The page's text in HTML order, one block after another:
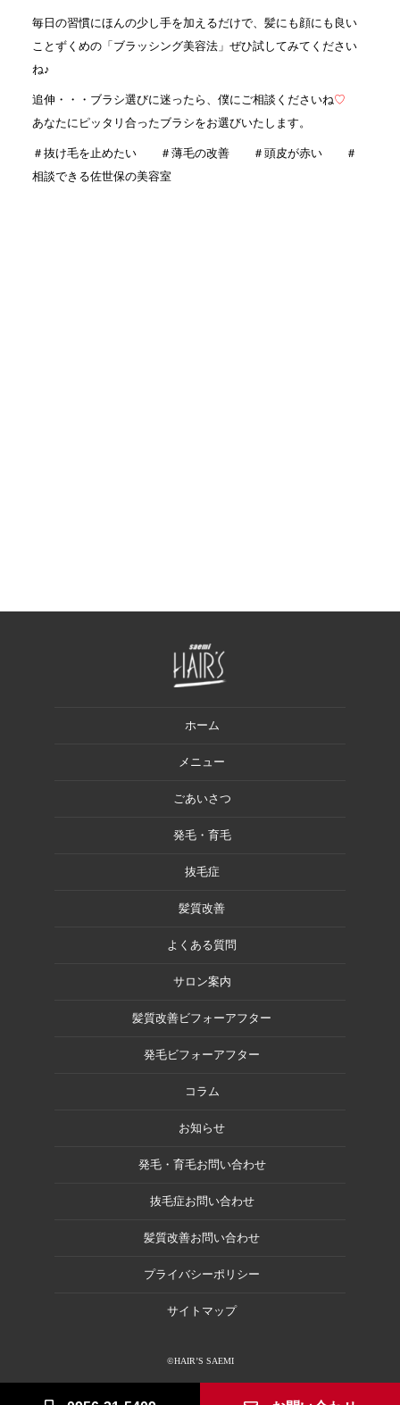
毎日の習慣にほんの少し手を加えるだけで、髪にも顔にも良い
ことずくめの「ブラッシング美容法」ぜひ試してみてください
ね♪
追伸・・・ブラシ選びに迷ったら、僕にご相談くださいね♡
あなたにピッタリ合ったブラシをお選びいたします。
＃抜け毛を止めたい ＃薄毛の改善 ＃頭皮が赤い ＃
相談できる佐世保の美容室
ホーム
メニュー
ごあいさつ
発毛・育毛
抜毛症
髪質改善
よくある質問
サロン案内
髪質改善ビフォーアフター
発毛ビフォーアフター
コラム
お知らせ
発毛・育毛お問い合わせ
抜毛症お問い合わせ
髪質改善お問い合わせ
プライバシーポリシー
サイトマップ
©HAIR’S SAEMI